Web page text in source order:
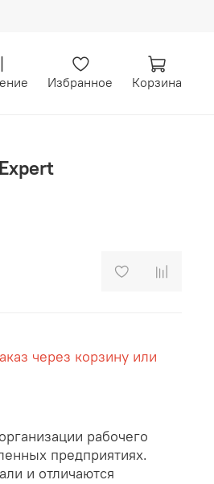
Избранное Корзина
через корзину или
рабочего
предприятиях.
и отличаются